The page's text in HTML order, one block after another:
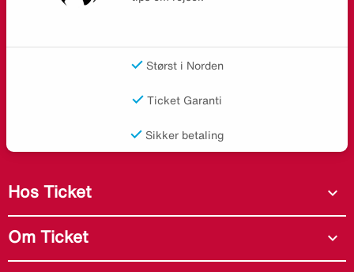
Størst i Norden
Ticket Garanti
Sikker betaling
Hos Ticket expand_more
Om Ticket expand_more